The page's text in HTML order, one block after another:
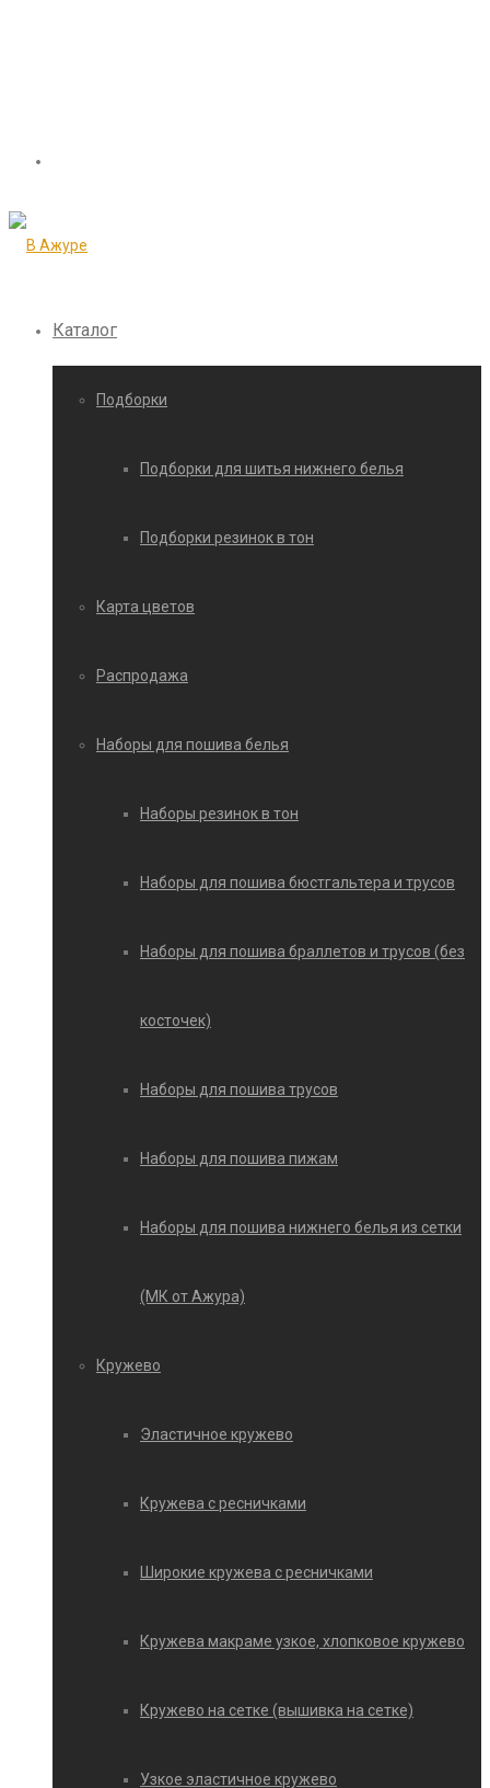
Каталог
Подборки
Подборки для шитья нижнего белья
Подборки резинок в тон
Карта цветов
Распродажа
Наборы для пошива белья
Наборы резинок в тон
Наборы для пошива бюстгальтера и трусов
Наборы для пошива браллетов и трусов (без
косточек)
Наборы для пошива трусов
Наборы для пошива пижам
Наборы для пошива нижнего белья из сетки
(МК от Ажура)
Кружево
Эластичное кружево
Кружева с ресничками
Широкие кружева с ресничками
Кружева макраме узкое, хлопковое кружево
Кружево на сетке (вышивка на сетке)
Узкое эластичное кружево